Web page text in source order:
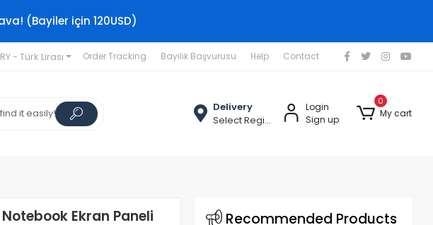
(Bayiler için 120USD)
- Türk Lirası Order Tracking Bayilik Başvurusu Help Contact
Delivery
Select Region
Login
Sign up
0
My cart
Notebook Ekran Paneli
Recommended Products